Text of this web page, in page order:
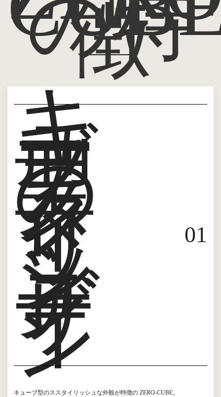
の特
徴
キ
ュ
ー
ブ
型
の
ス
タ
イ
リ
ッ
シ
ュ
デ
ザ
イ
ン
01
キューブ型のススタイリッシュな外観が特徴の ZERO-CUBE。